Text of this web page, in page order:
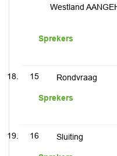
Westland
Sprekers
15 Rondvraag
Sprekers
16 Sluiting